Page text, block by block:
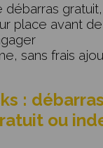
débarras
place avant
sans frais
:
ou